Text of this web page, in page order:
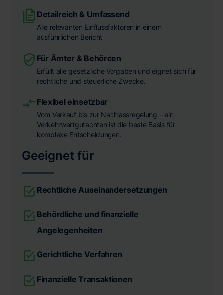
Detailreich & Umfassend
Alle relevanten Einflussfaktoren in einem
ausführlichen Bericht
Für Ämter & Behörden
Erfüllt alle gesetzliche Vorgaben und eignet sich für
rechtliche und steuerliche Zwecke.
Flexibel einsetzbar
Vom Verkauf bis zur Nachlassregelung – ein
Verkehrwertgutachten ist die beste Basis für
komplexe Entscheidungen.
Geeignet für
Rechtliche Auseinandersetzungen
Behördliche und finanzielle
Angelegenheiten
Gerichtliche Verfahren
Finanzielle Transaktionen